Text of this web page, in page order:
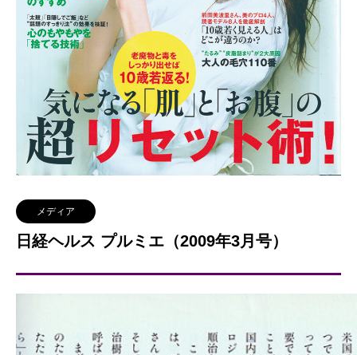
メディア
日経ヘルス プルミエ（2009年3月号）